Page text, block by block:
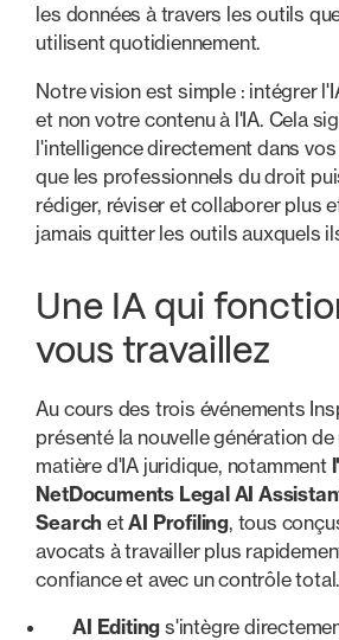
les données à travers les outils
utilisent quotidiennement.
Notre vision est simple : intégrer
et non votre contenu à l'IA. Cela
l'intelligence directement dans
que les professionnels du droit
rédiger, réviser et collaborer plus
jamais quitter les outils auxquels
Une IA qui
vous travaillez
Au cours des trois événements
présenté la nouvelle génération
matière d'IA juridique, notamment
NetDocuments Legal AI
Search etAI Profiling, tous
avocats à travailler plus
confiance et avec un contrôle total.
AI Editing s'intègre